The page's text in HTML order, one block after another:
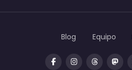
Blog Equipo